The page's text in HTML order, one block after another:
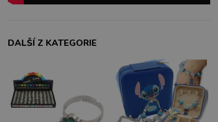
DALŠÍ Z KATEGORIE